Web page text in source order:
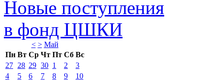
Новые поступления
в фонд ЦШКИ
< > Май
Пн Вт Ср Чт Пт Сб Вс
27 28 29 30 1 2
3
4
5 6 7 8 9
10